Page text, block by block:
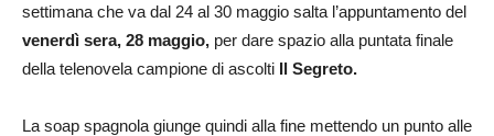
settimana che va dal 24 al 30 maggio salta l’appuntamento del
venerdì sera, 28 maggio, per dare spazio alla puntata finale
della telenovela campione di ascolti Il Segreto.
La soap spagnola giunge quindi alla fine mettendo un punto alle